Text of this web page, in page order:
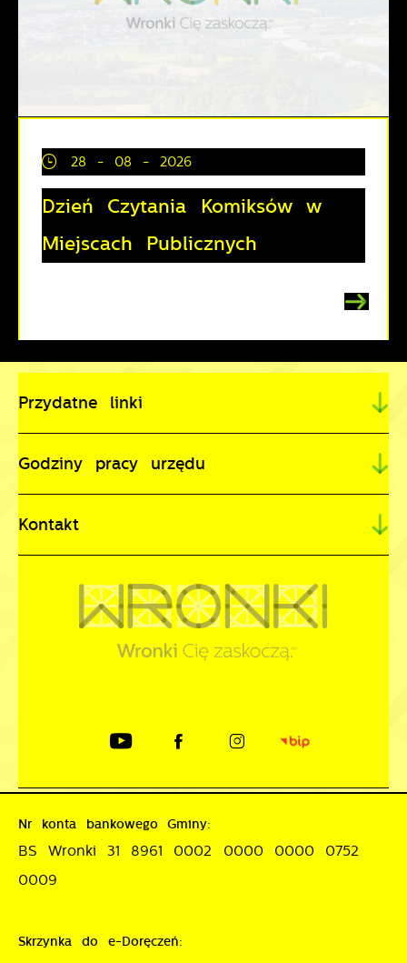
28 - 08 - 2026
Dzień Czytania Komiksów w
Miejscach Publicznych
Przydatne linki
Godziny pracy urzędu
Kontakt
Nr konta bankowego Gminy:
BS Wronki 31 8961 0002 0000 0000 0752
0009
Skrzynka do e-Doręczeń: